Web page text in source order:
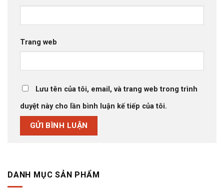
DANH MỤC SẢN PHẨM
Trang web
Lưu tên của tôi, email, và trang web trong trình
duyệt này cho lần bình luận kế tiếp của tôi.